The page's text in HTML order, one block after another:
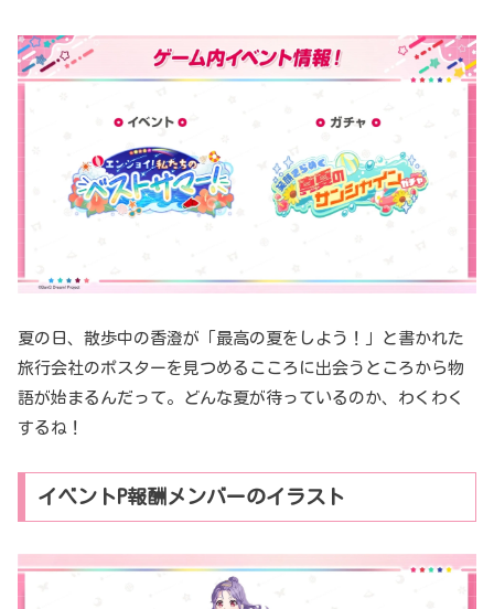
夏の日、散歩中の香澄が「最高の夏をしよう！」と書かれた
旅行会社のポスターを見つめるこころに出会うところから物
語が始まるんだって。どんな夏が待っているのか、わくわく
するね！
イベントP報酬メンバーのイラスト